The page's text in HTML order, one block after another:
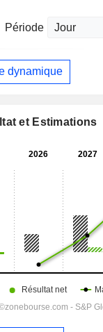
Période
dynamique
et Estimations